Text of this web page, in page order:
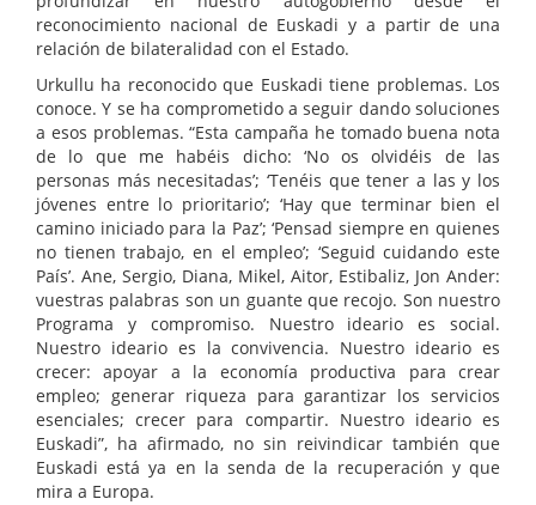
reconocimiento nacional de Euskadi y a partir de una
relación de bilateralidad con el Estado.
Urkullu ha reconocido que Euskadi tiene problemas. Los
conoce. Y se ha comprometido a seguir dando soluciones
a esos problemas. “Esta campaña he tomado buena nota
de lo que me habéis dicho: ‘No os olvidéis de las
personas más necesitadas’; ‘Tenéis que tener a las y los
jóvenes entre lo prioritario’; ‘Hay que terminar bien el
camino iniciado para la Paz’; ‘Pensad siempre en quienes
no tienen trabajo, en el empleo’; ‘Seguid cuidando este
País’. Ane, Sergio, Diana, Mikel, Aitor, Estibaliz, Jon Ander:
vuestras palabras son un guante que recojo. Son nuestro
Programa y compromiso. Nuestro ideario es social.
Nuestro ideario es la convivencia. Nuestro ideario es
crecer: apoyar a la economía productiva para crear
empleo; generar riqueza para garantizar los servicios
esenciales; crecer para compartir. Nuestro ideario es
Euskadi”, ha afirmado, no sin reivindicar también que
Euskadi está ya en la senda de la recuperación y que
mira a Europa.